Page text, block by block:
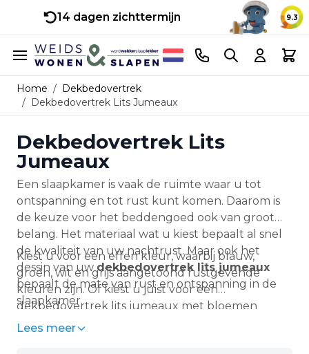
14 dagen zichttermijn 9.3
Ga naar de inhoud
Telefoonnummer
Search Cart
Home / Dekbedovertrek
/ Dekbedovertrek Lits Jumeaux
Dekbedovertrek Lits
Jumeaux
Een slaapkamer is vaak de ruimte waar u tot
ontspanning en tot rust kunt komen. Daarom is
de keuze voor het beddengoed ook van groot
belang. Het materiaal wat u kiest bepaalt al snel
de kwaliteit van uw nachtrust. Maar ook het
dessin van uwdekbedovertrek lits jumeaux
bepaalt de mate van rust en ontspanning in de
slaapkamer.
Kiest u voor een effen kleur, waarbij blauw,
groen, wit en grijs aangetoond rustgevende
kleuren zijn. Of kiest u juist voor een
dekbedovertrek lits jumeaux met bloemen
dessins, strepen of andere patronen. Elke keuze
Lees meer